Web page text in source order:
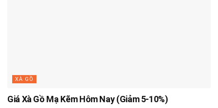
XÀ GỒ
Giá Xà Gồ Mạ Kẽm Hôm Nay (Giảm 5-10%)